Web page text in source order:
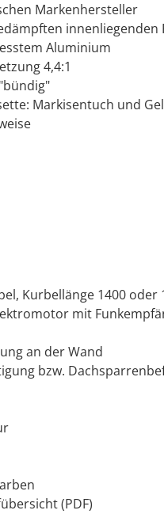
Markenhersteller
Aluminium
4,4:1
Markisentuch und
Kurbellänge 1400 oder
mit
an der Wand
bzw.
(PDF)